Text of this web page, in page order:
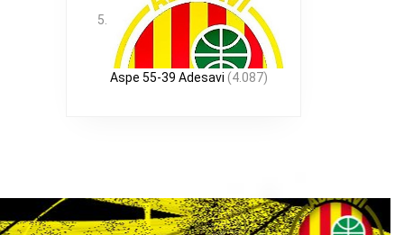
Aspe 55-39 Adesavi (4.087)